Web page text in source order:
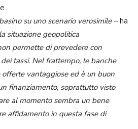
su uno scenario verosimile –ha
situazione geopolitica
permette di prevedere con
tassi. Nel frattempo, le banche
vantaggiose ed è un buon
finanziamento, soprattutto visto
al momento sembra un bene
affidamento in questa fase di